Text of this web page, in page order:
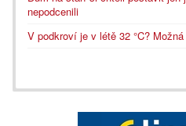
nepodcenili
V podkroví je v létě 32 °C?